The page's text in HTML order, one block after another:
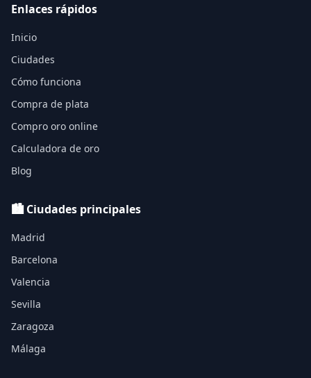
Enlaces rápidos
Inicio
Ciudades
Cómo funciona
Compra de plata
Compro oro online
Calculadora de oro
Blog
🏙️ Ciudades principales
Madrid
Barcelona
Valencia
Sevilla
Zaragoza
Málaga